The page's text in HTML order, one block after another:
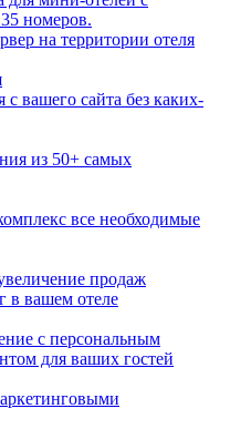
номеров.
на территории отеля
вашего сайта без каких-
из 50+ самых
все необходимые
продаж
в вашем отеле
с персональным
для ваших гостей